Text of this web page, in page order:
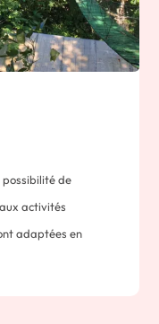
possibilité de
activités
adaptées en
les activités liées au